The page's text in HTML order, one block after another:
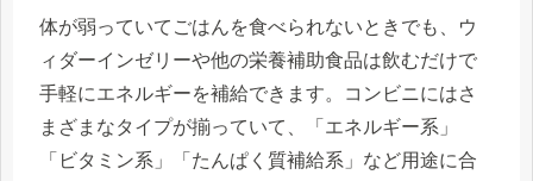
体が弱っていてごはんを食べられないときでも、ウ
ィダーインゼリーや他の栄養補助食品は飲むだけで
手軽にエネルギーを補給できます。コンビニにはさ
まざまなタイプが揃っていて、「エネルギー系」
「ビタミン系」「たんぱく質補給系」など用途に合